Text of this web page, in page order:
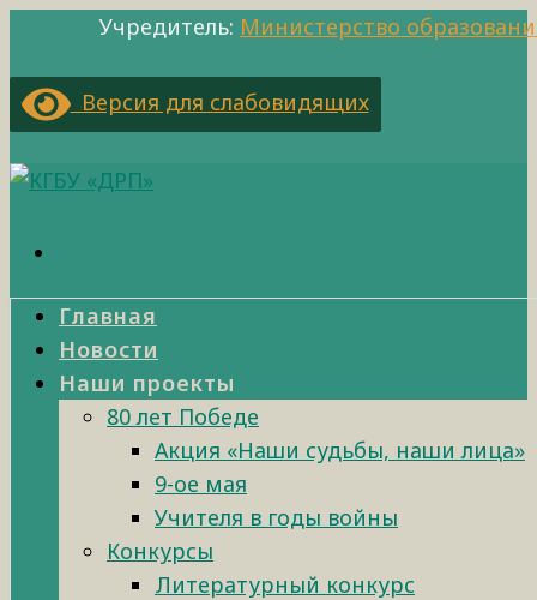
Учредитель: Министерство
Версия для слабовидящих
Главная
Новости
Наши проекты
80 лет Победе
Акция «Наши судьбы, наши лица»
9-ое мая
Учителя в годы войны
Конкурсы
Литературный конкурс